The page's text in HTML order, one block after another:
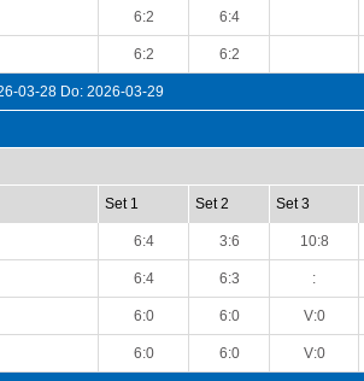
6:2 6:4
6:2 6:2
03-28 Do: 2026-03-29
Set 1 Set 2 Set 3
6:4 3:6 10:8
6:4 6:3 :
6:0 6:0 V:0
6:0 6:0 V:0